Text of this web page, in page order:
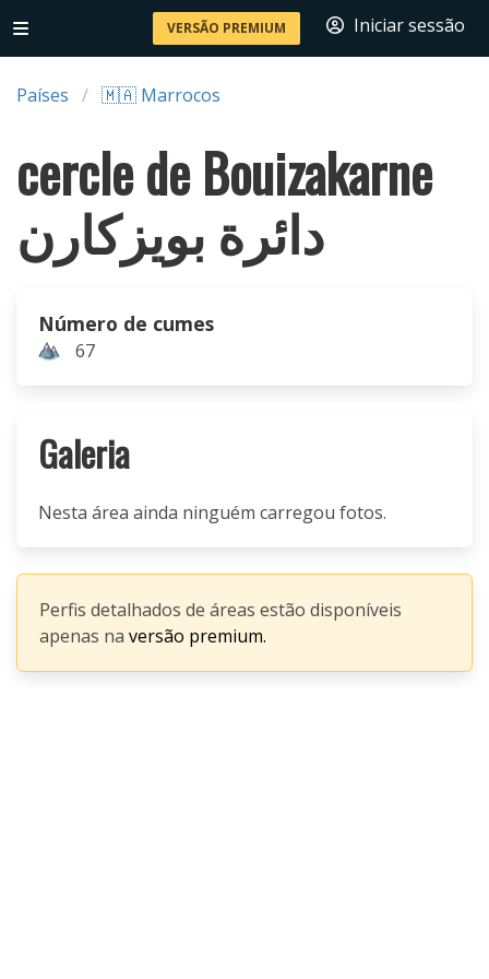
VERSÃO PREMIUM Iniciar sessão
Países 🇲🇦 Marrocos
cercle de Bouizakarne
دائرة بويزكارن
Número de cumes
67
Galeria
Nesta área ainda ninguém carregou fotos.
Perfis detalhados de áreas estão disponíveis
apenas na versão premium.